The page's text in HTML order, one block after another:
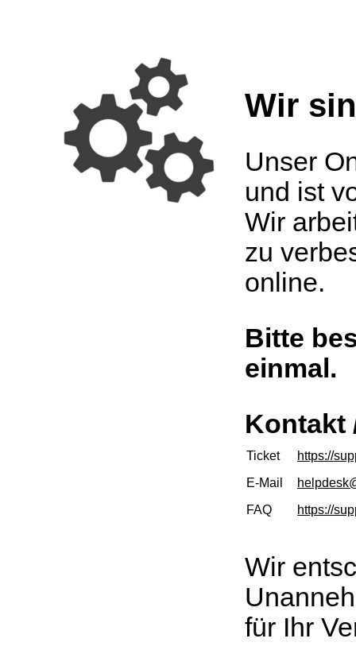
Wir
Unser
und ist
Wir
zu
online.
Bitte
einmal.
Kontakt
Ticket
https://
E-Mail
FAQ
https://
Wir
für Ihr